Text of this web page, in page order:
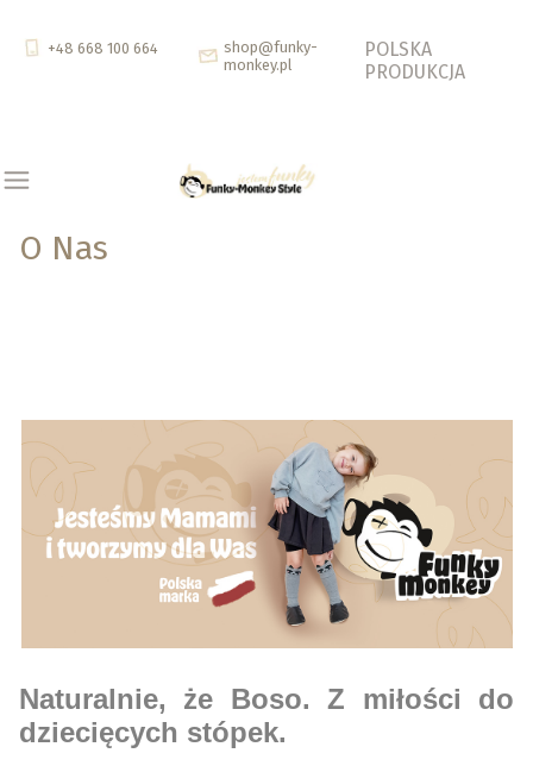
+48 668 100 664
shop@funky-
monkey.pl
POLSKA
PRODUKCJA
O Nas
Naturalnie, że Boso. Z miłości do
dziecięcych stópek.